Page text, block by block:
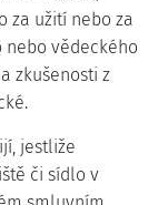
za užití nebo za
nebo vědeckého
zkušenosti z
jestliže
či sídlo v